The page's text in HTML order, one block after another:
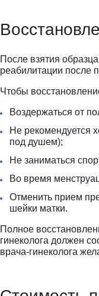
После взятия
реабилитации после
Чтобы
Воздержаться от
Не рекомендуется
под душем);
Не заниматься
Во время
Отменить прием
шейки матки.
Полное
гинеколога должен
врача-гинеколога